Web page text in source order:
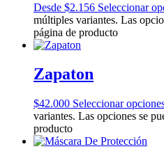
Desde $2.156 Seleccionar
múltiples variantes. Las
página de producto
Zapaton
$42.000 Seleccionar
variantes. Las opciones se
producto